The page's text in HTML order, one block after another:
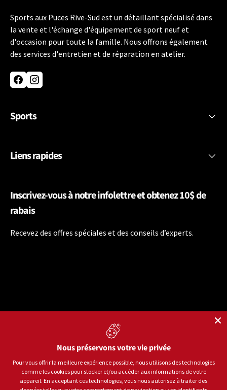
Sports aux Puces Rive-Sud est un détaillant spécialisé dans
la vente et l'échange d'équipement de sport neuf et
d'occasion pour toute la famille. Nous offrons également
des services d'entretien et de réparation en atelier.
FacebookInstagram
Sports
Liens rapides
Inscrivez-vous à notre infolettre et obtenez 10$ de
rabais
Recevez des offres spéciales et des conseils d’experts.
Moyens de paiement acceptés
Français
Nous préservons votre vie privée
Pour vous offrir la meilleure expérience possible, nous utilisons des technologies
comme les cookies pour stocker et/ou accéder aux informations de votre
appareil. En acceptant ces technologies, vous nous autorisez à traiter des